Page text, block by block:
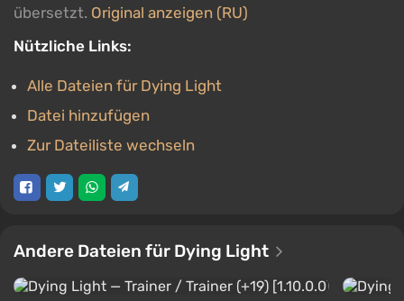
übersetzt. Original anzeigen (RU)
Nützliche Links:
Alle Dateien für Dying Light
Datei hinzufügen
Zur Dateiliste wechseln
Andere Dateien für Dying Light